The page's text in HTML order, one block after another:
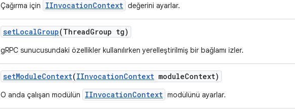
Çağırma için IInvocationContext değerini ayarlar.
setLocalGroup(ThreadGroup tg)
gRPC sunucusundaki özellikler kullanılırken yerelleştirilmiş bir bağlamı izler.
setModuleContext(IInvocationContext moduleContext)
O anda çalışan modülün IInvocationContext modülünü ayarlar.